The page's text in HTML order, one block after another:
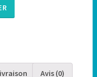
Avis (0)